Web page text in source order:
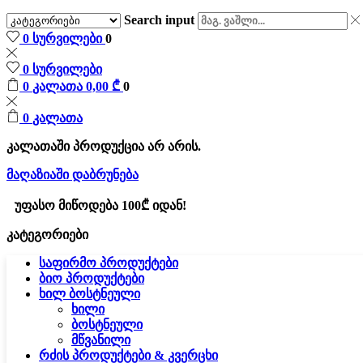
Search input
0 სურვილები0
0 სურვილები
0 კალათა 0,00 ₾ 0
0 კალათა
კალათაში პროდუქცია არ არის.
მაღაზიაში დაბრუნება
უფასო მიწოდება 100₾ იდან!
კატეგორიები
საფირმო პროდუქტები
ბიო პროდუქტები
ხილ ბოსტნეული
ხილი
ბოსტნეული
მწვანილი
რძის პროდუქტები & კვერცხი